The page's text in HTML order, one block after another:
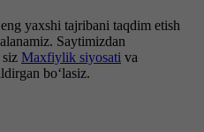
yaxshi tajribani taqdim etish
Saytimizdan
Maxfiylik siyosati va
bo‘lasiz.